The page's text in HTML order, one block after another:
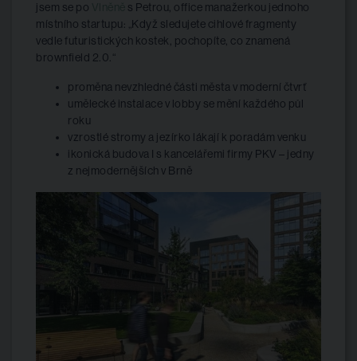
jsem se po
s Petrou, office manažerkou jednoho
místního startupu: „Když sledujete cihlové fragmenty
vedle futuristických kostek, pochopíte, co znamená
brownfield 2.0.“
proměna nevzhledné části města v moderní čtvrť
umělecké instalace v lobby se mění každého půl
roku
vzrostlé stromy a jezírko lákají k poradám venku
ikonická budova I s kancelářemi firmy PKV – jedny
z nejmodernějších v Brně